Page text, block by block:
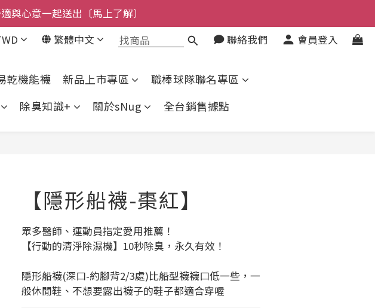
-悠哉斑馬襪〔立即了解〕
與心意一起送出〔馬上了解〕
日夜呵護一次備好〔馬上了解〕
-悠哉斑馬襪〔立即了解〕
繁體中文 聯絡我們 會員登入
乾機能襪 新品上市專區
職棒球隊聯名專區
除臭知識+ 關於sNug 全台銷售據點
【隱形船襪-棗紅】
眾多醫師、運動員指定愛用推薦！
【行動的清淨除濕機】10秒除臭，永久有效！
隱形船襪(深口-約腳背2/3處)比船型襪襪口低一些，一
般休閒鞋、不想要露出襪子的鞋子都適合穿喔